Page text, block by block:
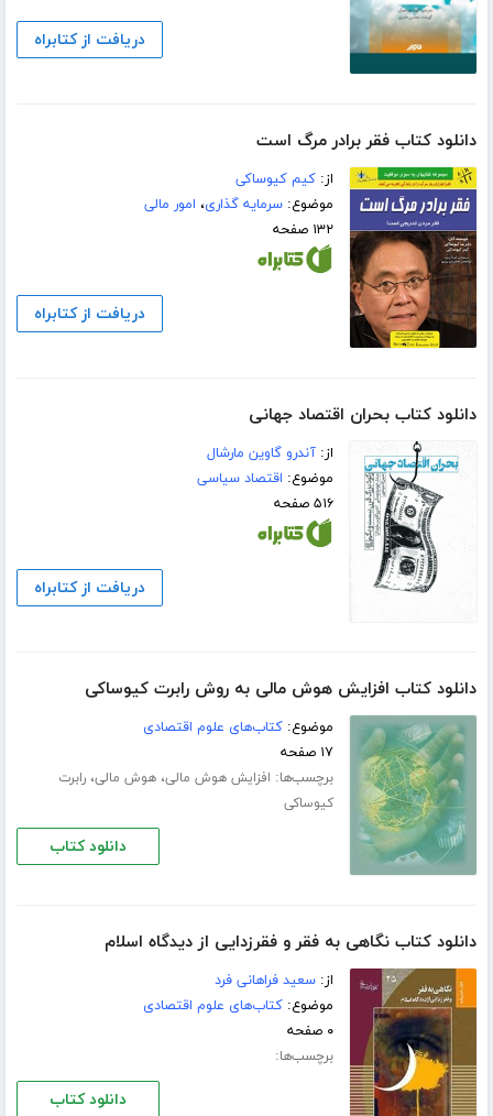
دریافت از کتابراه
دانلود کتاب فقر برادر مرگ است
از:کیم کیوساکی
موضوع:سرمایه گذاری، امور مالی
۱۳۲ صفحه
دریافت از کتابراه
دانلود کتاب بحران اقتصاد جهانی
از:آندرو گاوین مارشال
موضوع: اقتصاد سیاسی
۵۱۶ صفحه
دریافت از کتابراه
دانلود کتاب افزایش هوش مالی به روش رابرت کیوساکی
موضوع:کتاب‌های علوم اقتصادی
۱۷ صفحه
برچسب‌ها: افزایش هوش مالی،هوش مالی،رابرت
کیوساکی
دانلود کتاب
دانلود کتاب نگاهی‌ به‌ فقر و فقرزدایی‌ از دیدگاه‌ اسلام‌
از:سعید فراهانی‌ فرد
موضوع:کتاب‌های علوم اقتصادی
۰ صفحه
برچسب‌ها:
دانلود کتاب